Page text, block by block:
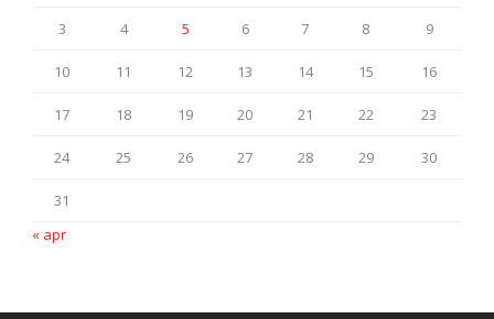
3 4 5 6 7 8 9
10 11 12 13 14 15 16
17 18 19 20 21 22 23
24 25 26 27 28 29 30
31
« apr